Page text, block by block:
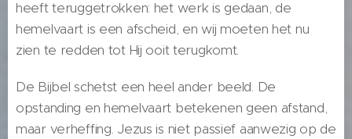
heeft teruggetrokken: het werk is gedaan, de
hemelvaart is een afscheid, en wij moeten het nu
zien te redden tot Hij ooit terugkomt.
De Bijbel schetst een heel ander beeld. De
opstanding en hemelvaart betekenen geen afstand,
maar verheffing. Jezus is niet passief aanwezig op de